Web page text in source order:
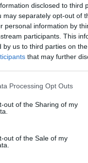
disclosed to third
may separately opt-out of
personal information by
participants. This
by us to third parties on the
that may further
Processing Opt Outs
out of the Sharing of my
out of the Sale of my